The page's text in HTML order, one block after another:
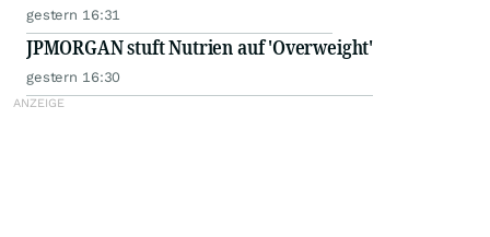
gestern 16:31
JPMORGAN stuft Nutrien auf 'Overweight'
gestern 16:30